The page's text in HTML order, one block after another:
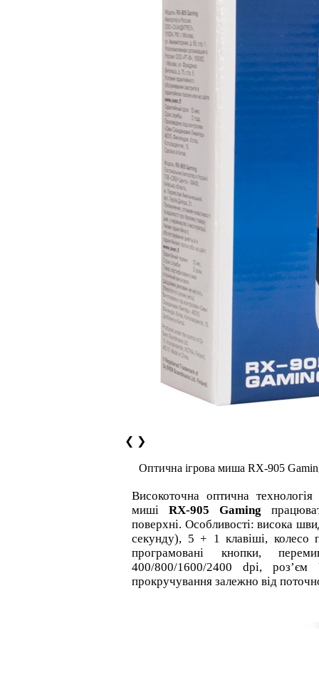
❮ ❯
Оптична ігрова миша RX-905
Високоточна оптична
миші RX-905 Gaming
поверхні. Особливості: висока
секунду), 5 + 1 клавіші, колесо
програмовані кнопки,
400/800/1600/2400 dpi, роз’єм
прокручування залежно від